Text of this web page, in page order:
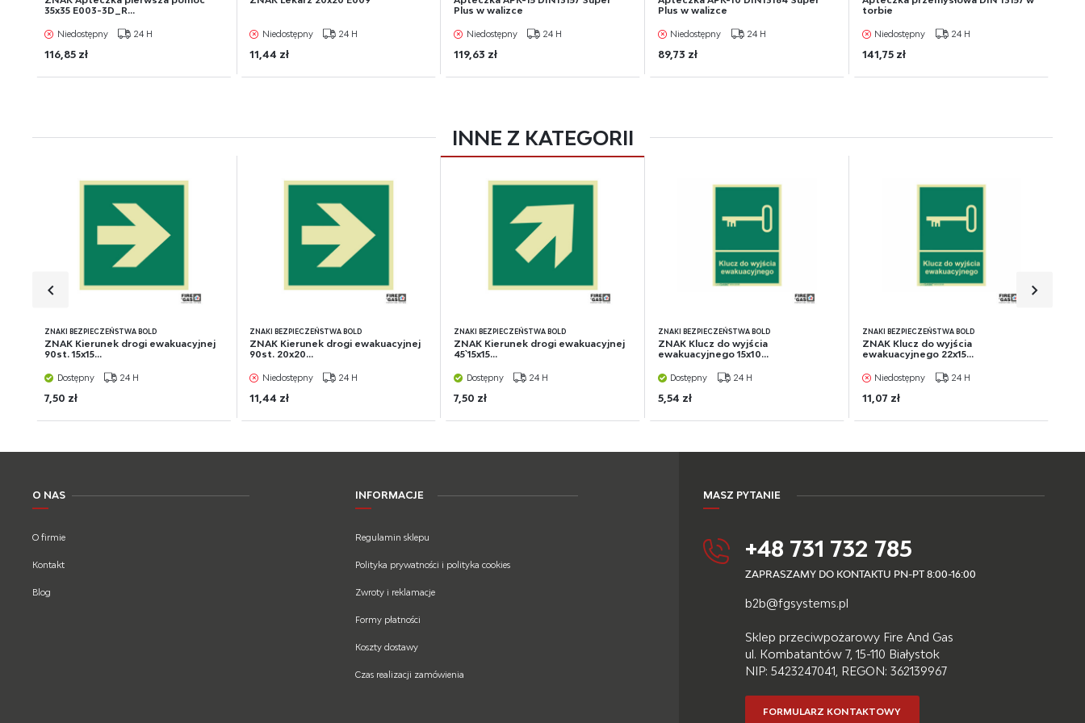
35x35 E003-3D_R...
Niedostępny 24 H
116,85 zł
Niedostępny 24 H
11,44 zł
Plus w walizce
Niedostępny 24 H
119,63 zł
Plus w walizce
Niedostępny 24 H
89,73 zł
torbie
Niedostępny 24 H
141,75 zł
INNE Z KATEGORII
ZNAKI BEZPIECZEŃSTWA BOLD
ZNAK Kierunek drogi ewakuacyjnej
90st. 15x15...
Dostępny 24 H
7,50 zł
ZNAKI BEZPIECZEŃSTWA BOLD
ZNAK Kierunek drogi ewakuacyjnej
90st. 20x20...
Niedostępny 24 H
11,44 zł
ZNAKI BEZPIECZEŃSTWA BOLD
ZNAK Kierunek drogi ewakuacyjnej
45` 15x15...
Dostępny 24 H
7,50 zł
ZNAKI BEZPIECZEŃSTWA BOLD
ZNAK Klucz do wyjścia
ewakuacyjnego 15x10...
Dostępny 24 H
5,54 zł
ZNAKI BEZPIECZEŃSTWA BOLD
ZNAK Klucz do wyjścia
ewakuacyjnego 22x15...
Niedostępny 24 H
11,07 zł
O NAS
O firmie
Kontakt
Blog
INFORMACJE
Regulamin sklepu
Polityka prywatności i polityka cookies
Zwroty i reklamacje
Formy płatności
Koszty dostawy
Czas realizacji zamówienia
MASZ PYTANIE
+48 731 732 785
ZAPRASZAMY DO KONTAKTU PN-PT 8:00-16:00
b2b@fgsystems.pl
Sklep przeciwpożarowy Fire And Gas
ul. Kombatantów 7, 15-110 Białystok
NIP: 5423247041, REGON: 362139967
FORMULARZ KONTAKTOWY